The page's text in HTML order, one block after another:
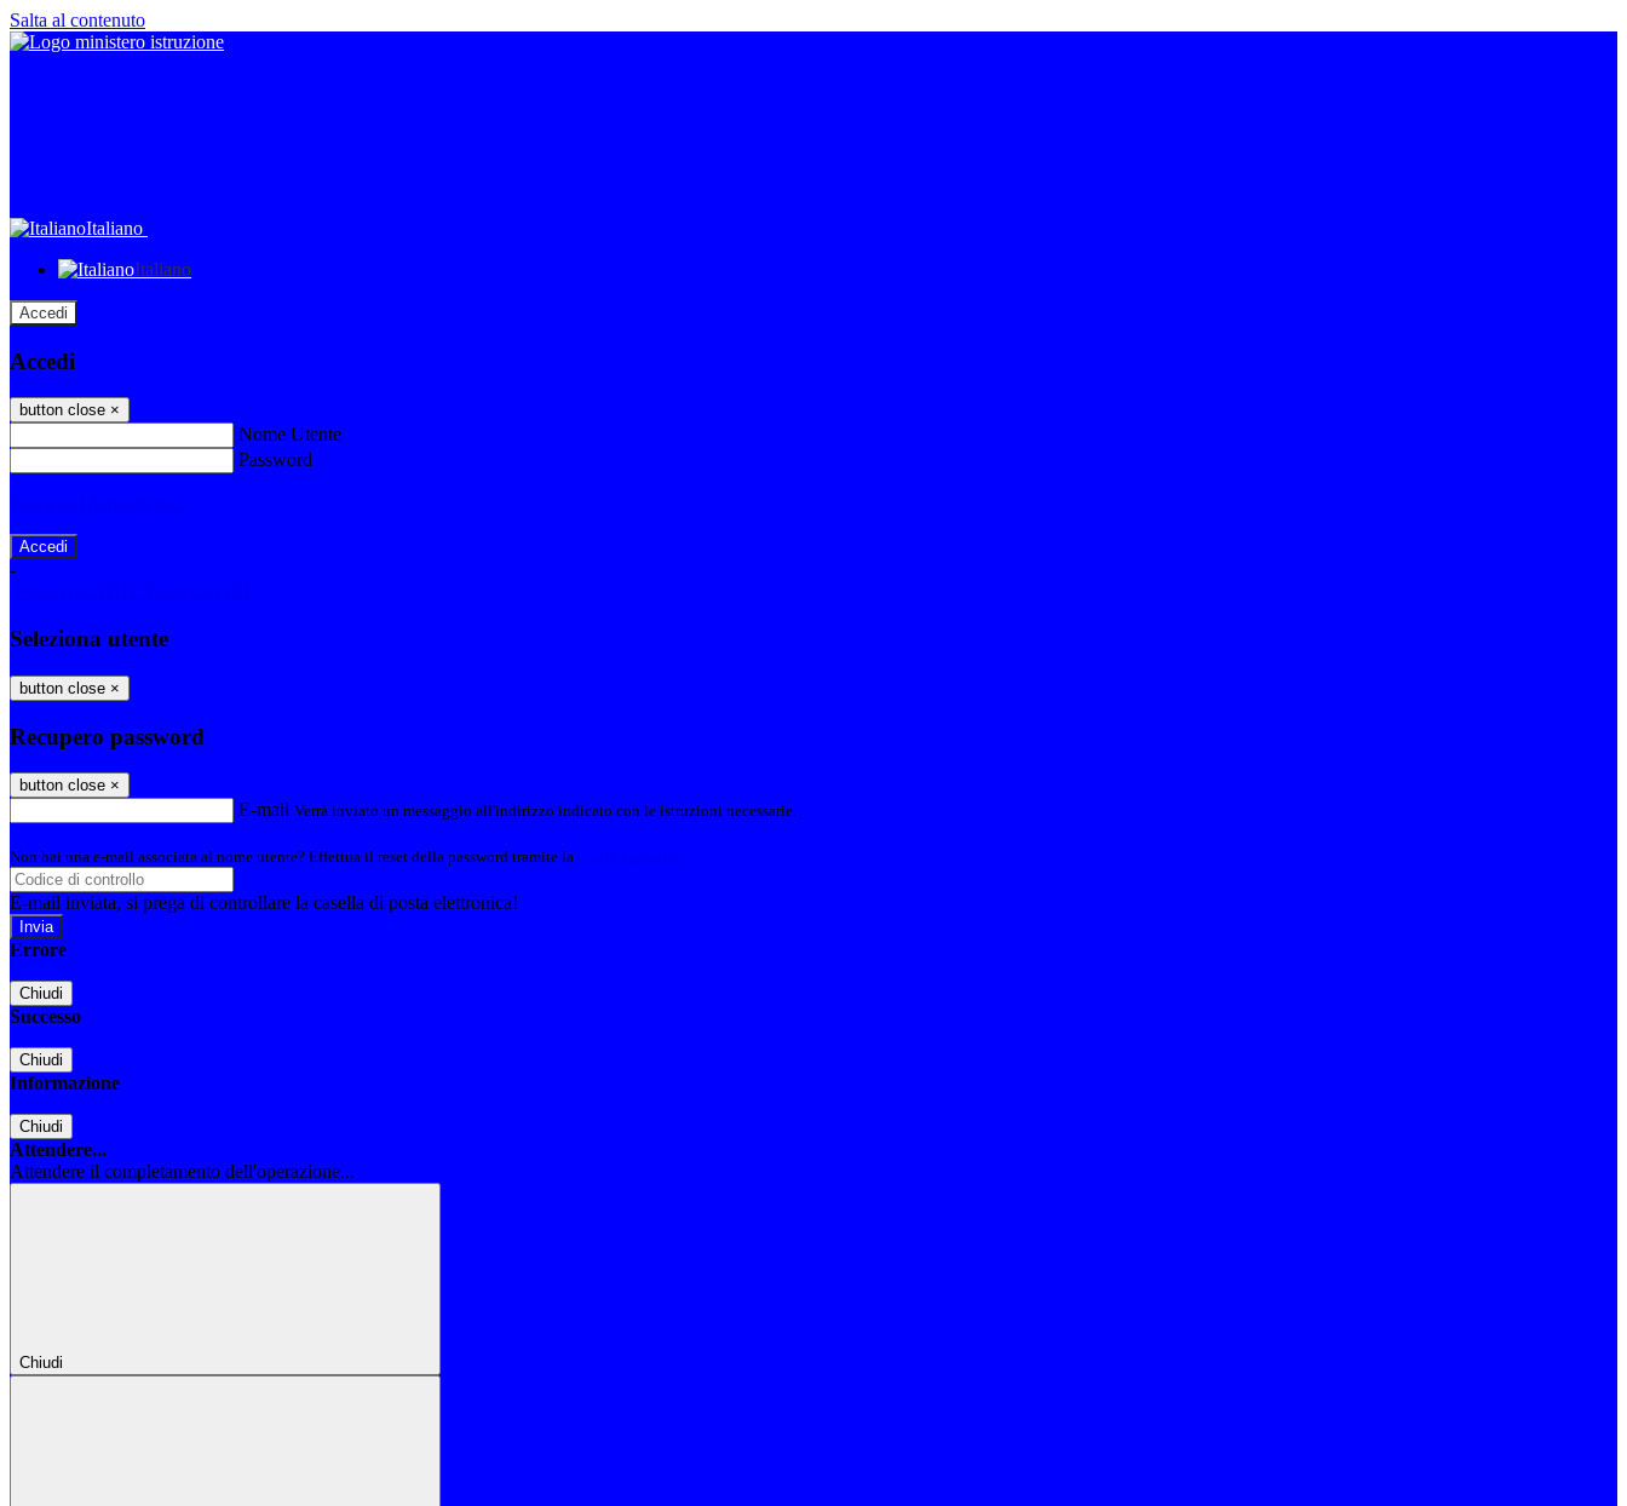
Salta al contenuto
Italiano
Italiano
Accedi
Accedi
button close ×
Nome Utente
Password
-
Seleziona utente
button close ×
Recupero password
button close ×
E-mail Verrà inviato un messaggio all'indirizzo indicato con le istruzioni necessarie.
Non hai una e-mail associata al nome utente? Effettua il reset della password tramite la
E-mail inviata, si prega di controllare la casella di posta elettronica!
Errore
Chiudi
Successo
Chiudi
Informazione
Chiudi
Attendere...
Attendere il completamento dell'operazione...
Chiudi